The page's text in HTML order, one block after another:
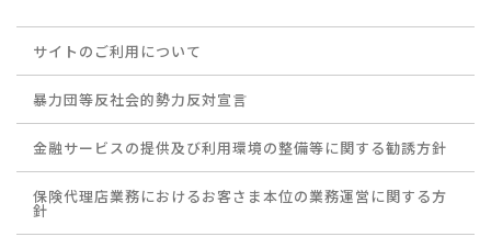
サイトのご利用について
暴力団等反社会的勢力反対宣言
金融サービスの提供及び利用環境の整備等に関する勧誘方針
保険代理店業務におけるお客さま本位の業務運営に関する方
針